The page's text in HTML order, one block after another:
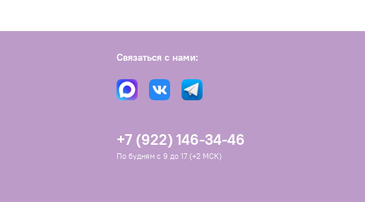
Связаться с нами:
+7 (922) 146-34-46
По будням с 9 до 17 (+2 МСК)